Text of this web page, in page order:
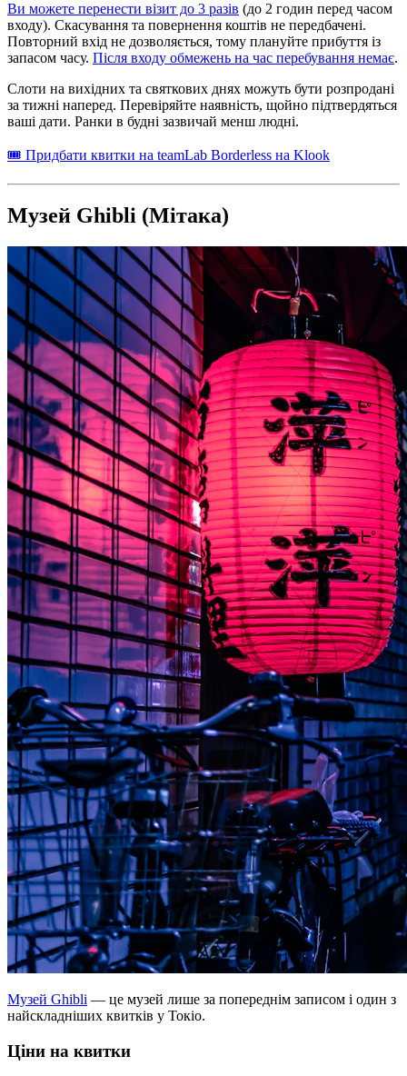
Ви можете перенести візит до 3 разів (до 2 годин перед часом
входу). Скасування та повернення коштів не передбачені.
Повторний вхід не дозволяється, тому плануйте прибуття із
запасом часу. Після входу обмежень на час перебування немає.
Слоти на вихідних та святкових днях можуть бути розпродані
за тижні наперед. Перевіряйте наявність, щойно підтвердяться
ваші дати. Ранки в будні зазвичай менш людні.
🎟 Придбати квитки на teamLab Borderless на Klook
Музей Ghibli (Мітака)
Музей Ghibli — це музей лише за попереднім записом і один з
найскладніших квитків у Токіо.
Ціни на квитки